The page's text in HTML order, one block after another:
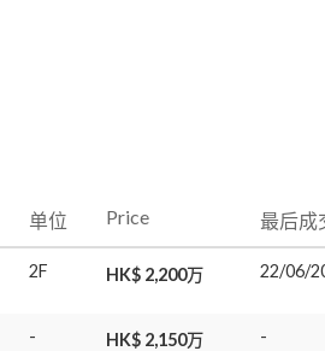
单位 Price 最后成
2F HK$ 2,200万 22/06/
- HK$ 2,150万 -